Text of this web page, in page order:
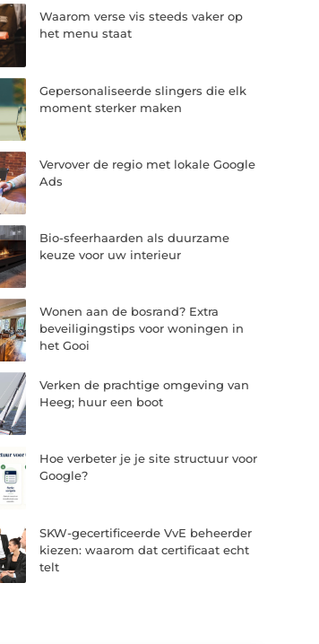
Waarom verse vis steeds vaker op
het menu staat
Gepersonaliseerde slingers die elk
moment sterker maken
Vervover de regio met lokale Google
Ads
Bio-sfeerhaarden als duurzame
keuze voor uw interieur
Wonen aan de bosrand? Extra
beveiligingstips voor woningen in
het Gooi
Verken de prachtige omgeving van
Heeg; huur een boot
Hoe verbeter je je site structuur voor
Google?
SKW-gecertificeerde VvE beheerder
kiezen: waarom dat certificaat echt
telt